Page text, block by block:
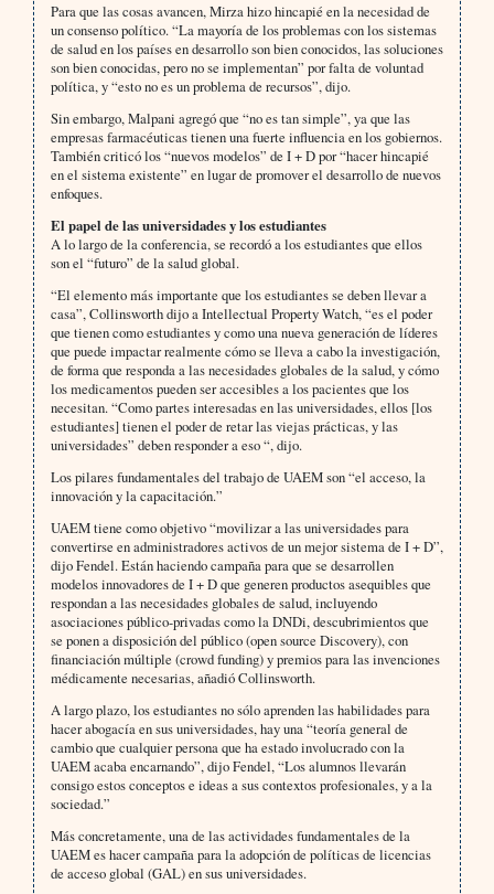
Para que las cosas avancen, Mirza hizo hincapié en la necesidad de
un consenso político. “La mayoría de los problemas con los sistemas
de salud en los países en desarrollo son bien conocidos, las soluciones
son bien conocidas, pero no se implementan” por falta de voluntad
política, y “esto no es un problema de recursos”, dijo.
Sin embargo, Malpani agregó que “no es tan simple”, ya que las
empresas farmacéuticas tienen una fuerte influencia en los gobiernos.
También criticó los “nuevos modelos” de I + D por “hacer hincapié
en el sistema existente” en lugar de promover el desarrollo de nuevos
enfoques.
El papel de las universidades y los estudiantes
A lo largo de la conferencia, se recordó a los estudiantes que ellos
son el “futuro” de la salud global.
“El elemento más importante que los estudiantes se deben llevar a
casa”, Collinsworth dijo a Intellectual Property Watch, “es el poder
que tienen como estudiantes y como una nueva generación de líderes
que puede impactar realmente cómo se lleva a cabo la investigación,
de forma que responda a las necesidades globales de la salud, y cómo
los medicamentos pueden ser accesibles a los pacientes que los
necesitan. “Como partes interesadas en las universidades, ellos [los
estudiantes] tienen el poder de retar las viejas prácticas, y las
universidades” deben responder a eso “, dijo.
Los pilares fundamentales del trabajo de UAEM son “el acceso, la
innovación y la capacitación.”
UAEM tiene como objetivo “movilizar a las universidades para
convertirse en administradores activos de un mejor sistema de I + D”,
dijo Fendel. Están haciendo campaña para que se desarrollen
modelos innovadores de I + D que generen productos asequibles que
respondan a las necesidades globales de salud, incluyendo
asociaciones público-privadas como la DNDi, descubrimientos que
se ponen a disposición del público (open source Discovery), con
financiación múltiple (crowd funding) y premios para las invenciones
médicamente necesarias, añadió Collinsworth.
A largo plazo, los estudiantes no sólo aprenden las habilidades para
hacer abogacía en sus universidades, hay una “teoría general de
cambio que cualquier persona que ha estado involucrado con la
UAEM acaba encarnando”, dijo Fendel, “Los alumnos llevarán
consigo estos conceptos e ideas a sus contextos profesionales, y a la
sociedad.”
Más concretamente, una de las actividades fundamentales de la
UAEM es hacer campaña para la adopción de políticas de licencias
de acceso global (GAL) en sus universidades.